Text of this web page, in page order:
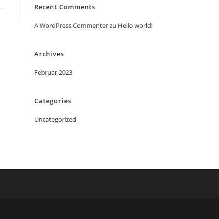
Recent Comments
A WordPress Commenterzu Hello world!
Archives
Februar 2023
Categories
Uncategorized